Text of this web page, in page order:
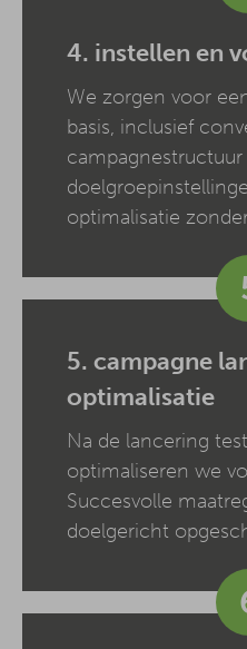
4. instellen en
We zorgen voor
basis, inclusief
campagnestructuur
optimalisatie
5. campagne
optimalisatie
Na de lancering
optimaliseren we
Succesvolle
doelgericht